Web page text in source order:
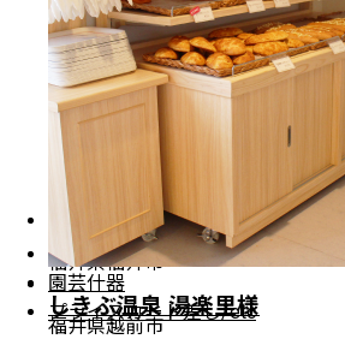
すかっとランド九頭竜様
福井県福井市
しきぶ温泉 湯楽里様
福井県越前市
園芸什器
プライスカード差し/etc